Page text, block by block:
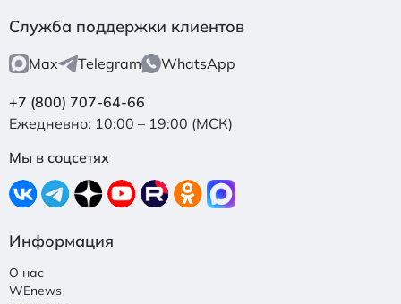
Служба поддержки клиентов
Max Telegram WhatsApp
+7 (800) 707-64-66
Ежедневно: 10:00 – 19:00 (МСК)
Мы в соцсетях
Информация
О нас
WEnews